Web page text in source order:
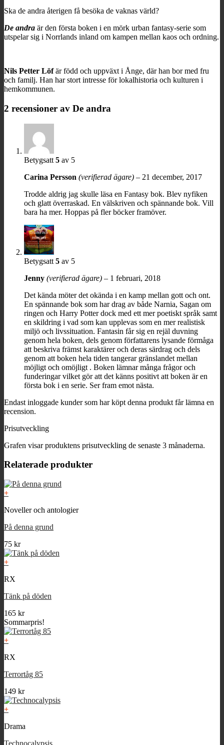
Ska de andra återigen få besöka de vaknas värld?
De andra är den första boken i en mörk urban fantasy-serie som
utspelar sig i Norrlands inland om kampen mellan kaos och ordning.
Nils Petter Löfär född och uppväxt i Ånge, där han bor med fru
och familj. Han har stort intresse för lokalhistoria och kulturen i
hemkommunen.
2 recensioner av De andra
Betygsatt 5 av 5
Carina Persson (verifierad ägare) – 21 december, 2017
Trodde aldrig jag skulle läsa en Fantasy bok. Blev nyfiken
och glatt överraskad. En välskriven och spännande bok. Vill
bara ha mer. Hoppas på fler böcker framöver.
Betygsatt 5 av 5
Jenny (verifierad ägare) – 1 februari, 2018
Det kända möter det okända i en kamp mellan gott och ont.
En spännande bok som har drag av både Narnia, Sagan om
ringen och Harry Potter dock med ett mer poetiskt språk samt
en skildring i vad som kan upplevas som en mer realistisk
miljö och livssituation. Fantasin får sig en rejäl duvning
genom hela boken, dels genom författarens lysande förmåga
att beskriva främst karaktärer och deras särdrag och dels
genom att boken hela tiden tangerar gränslandet mellan
möjligt och omöjligt . Boken lämnar många frågor och
funderingar vilket gör att det känns positivt att boken är en
första bok i en serie. Ser fram emot nästa.
Endast inloggade kunder som har köpt denna produkt får lämna en
recension.
Prisutveckling
Grafen visar produktens prisutveckling de senaste 3 månaderna.
Relaterade produkter
+
Noveller och antologier
På denna grund
75 kr
+
RX
Tänk på döden
165 kr
Sommarpris!
+
RX
Terrortåg 85
149 kr
+
Drama